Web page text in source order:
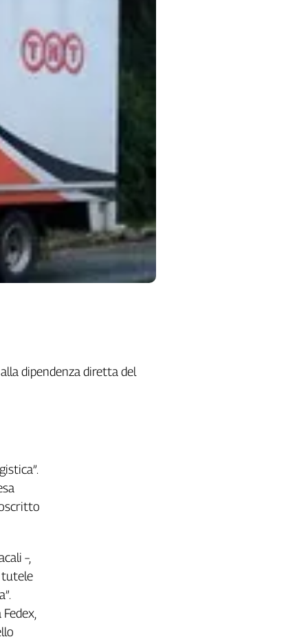
dipendenza diretta del
–,
tutele